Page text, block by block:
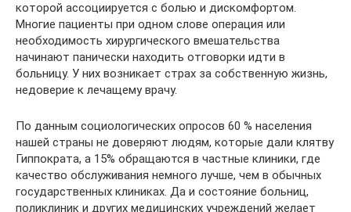
которой ассоциируется с болью и дискомфортом.
Многие пациенты при одном слове операция или
необходимость хирургического вмешательства
начинают панически находить отговорки идти в
больницу. У них возникает страх за собственную жизнь,
недоверие к лечащему врачу.
По данным социологических опросов 60 % населения
нашей страны не доверяют людям, которые дали клятву
Гиппократа, а 15% обращаются в частные клиники, где
качество обслуживания немного лучше, чем в обычных
государственных клиниках. Да и состояние больниц,
поликлиник и других медицинских учреждений желает